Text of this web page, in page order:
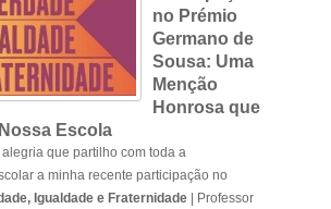
no Prémio
Germano de
Sousa: Uma
Menção
Honrosa que
Escola
que partilho com toda a
a minha recente participação no
Igualdade e Fraternidade| Professor